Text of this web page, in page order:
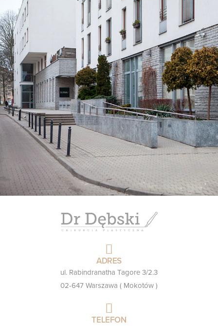
ADRES
ul. Rabindranatha Tagore 3/2.3
02-647 Warszawa ( Mokotów )
TELEFON